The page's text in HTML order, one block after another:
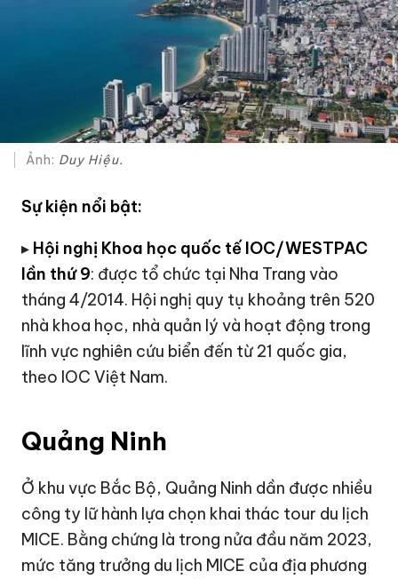
Ảnh: Duy Hiệu.
Sự kiện nổi bật:
▸ Hội nghị Khoa học quốc tế IOC/WESTPAC
lần thứ 9: được tổ chức tại Nha Trang vào
tháng 4/2014. Hội nghị quy tụ khoảng trên 520
nhà khoa học, nhà quản lý và hoạt động trong
lĩnh vực nghiên cứu biển đến từ 21 quốc gia,
theo IOC Việt Nam.
Quảng Ninh
Ở khu vực Bắc Bộ, Quảng Ninh dần được nhiều
công ty lữ hành lựa chọn khai thác tour du lịch
MICE. Bằng chứng là trong nửa đầu năm 2023,
mức tăng trưởng du lịch MICE của địa phương